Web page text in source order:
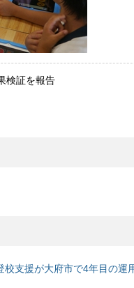
検証を報告
支援が大府市で4年目の運